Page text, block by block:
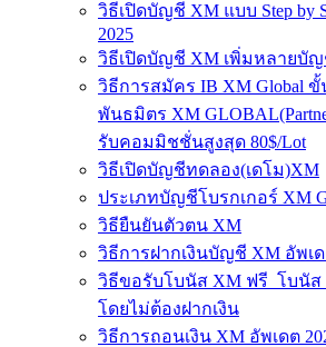
วิธีเปิดบัญชี XM แบบ Step by
2025
วิธีเปิดบัญชี XM เพิ่มหลายบั
วิธีการสมัคร IB XM Global
พันธมิตร XM
รับคอมมิชชั่นสูงสุด 80$/Lot
วิธีเปิดบัญชีทดลอง(เดโม)XM
ประเภทบัญชีโบรกเกอร์ XM
วิธียืนยันตัวตน XM
วิธีการฝากเงินบัญชี XM อัพเด
วิธีขอรับโบนัส XM ฟรี โบนัส
โดยไม่ต้องฝากเงิน
วิธีการถอนเงิน XM อัพเดต